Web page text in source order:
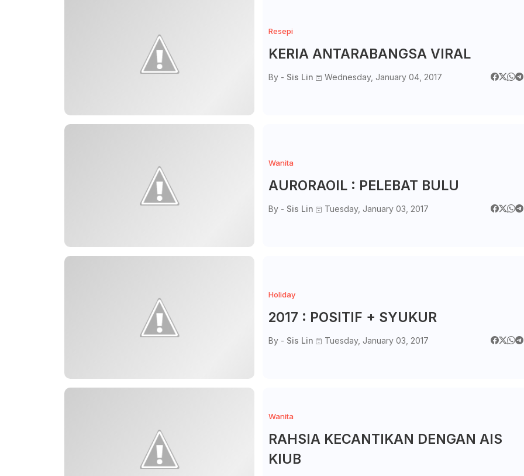
Resepi
KERIA ANTARABANGSA VIRAL
By - Sis Lin Wednesday, January 04, 2017
Wanita
AURORAOIL : PELEBAT BULU
By - Sis Lin Tuesday, January 03, 2017
Holiday
2017 : POSITIF + SYUKUR
By - Sis Lin Tuesday, January 03, 2017
Wanita
RAHSIA KECANTIKAN DENGAN AIS
KIUB